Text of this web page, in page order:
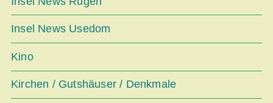
Insel News Usedom
Kino
Kirchen / Gutshäuser / Denkmale